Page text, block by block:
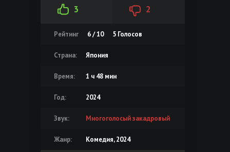
3 2
Рейтинг 6 / 10 5Голосов
Страна: Япония
Время: 1 ч 48 мин
Год: 2024
Звук: Многоголосый закадровый
Жанр: Комедия, 2024